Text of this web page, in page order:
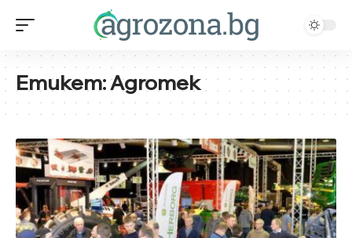
Етикет:Agromek